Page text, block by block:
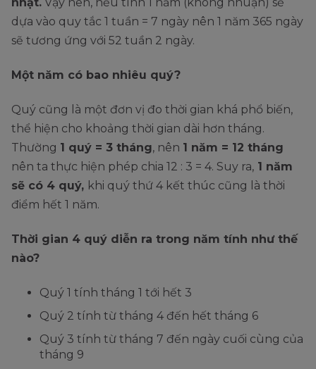
dựa vào quy tắc 1 tuần = 7 ngày nên 1 năm 365 ngày
sẽ tương ứng với 52 tuần 2 ngày.
Một năm có bao nhiêu quý?
Quý cũng là một đơn vị đo thời gian khá phổ biến,
thể hiện cho khoảng thời gian dài hơn tháng.
Thường 1 quý = 3 tháng, nên 1 năm = 12 tháng
nên ta thực hiện phép chia 12 : 3 = 4. Suy ra, 1 năm
sẽ có 4 quý, khi quý thứ 4 kết thúc cũng là thời
điểm hết 1 năm.
Thời gian 4 quý diễn ra trong năm tính như thế
nào?
Quý 1 tính tháng 1 tới hết 3
Quý 2 tính từ tháng 4 đến hết tháng 6
Quý 3 tính từ tháng 7 đến ngày cuối cùng của
tháng 9